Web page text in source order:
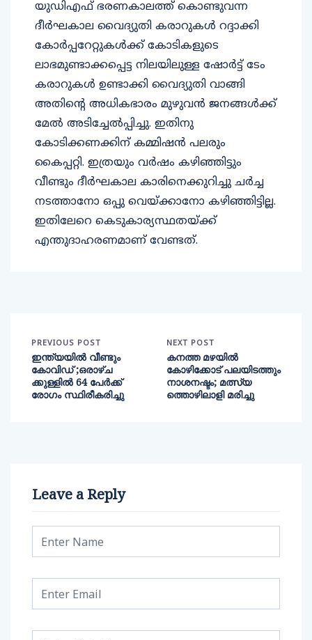
ദീര്‍ഘകാല വൈദ്യുതി കരാറുകള്‍ റദ്ദാക്കി
കോര്‍പ്പറേറ്റുകള്‍ക്ക് കോടികളുടെ
ലാഭമുണ്ടാക്കപ്പെട്ട നിലയിലുള്ള ഷോര്‍ട്ട് ടേം
കരാറുകള്‍ ഉണ്ടാക്കി വൈദ്യുതി വാങ്ങി
അതിന്റെ അധികഭാരം മുഴുവന്‍ ജനങ്ങള്‍ക്ക്
മേല്‍ അടിച്ചേല്‍പ്പിച്ചു. ഇതിനു
കോടിക്കണക്കിന് കമ്മിഷന്‍ പലരും
കൈപ്പറ്റി. ഇത്രയും വര്‍ഷം കഴിഞ്ഞിട്ടും
വീണ്ടും ദീര്‍ഘകാല കാരിനെക്കുറിച്ചു ചര്‍ച്ച
നടത്താനോ ഒപ്പു വെയ്ക്കാനോ കഴിഞ്ഞിട്ടില്ല.
ഇതിലേറെ കെടുകാര്യസ്ഥതയ്ക്ക്
എന്തുദാഹരണമാണ് വേണ്ടത്.
ഇന്ത്യയിൽ വീണ്ടും
കോവിഡ് ;ഒരാഴ്ച
ക്കുള്ളിൽ 64 പേർക്ക്
രോഗം സ്ഥിരീകരിച്ചു
കനത്ത മഴയിൽ
കോഴിക്കോട് പലയിടത്തും
നാശനഷ്ടം; മത്സ്യ
ത്തൊഴിലാളി മരിച്ചു